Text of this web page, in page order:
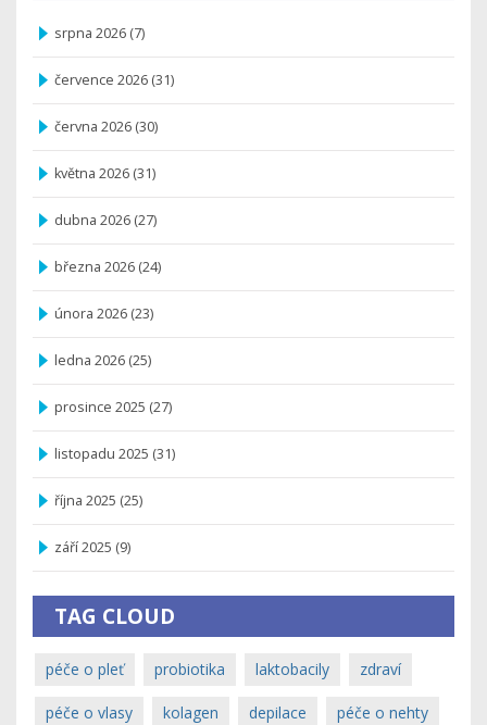
srpna 2026 (7)
července 2026 (31)
června 2026 (30)
května 2026 (31)
dubna 2026 (27)
března 2026 (24)
února 2026 (23)
ledna 2026 (25)
prosince 2025 (27)
listopadu 2025 (31)
října 2025 (25)
září 2025 (9)
TAG CLOUD
péče o pleť probiotika laktobacily zdraví
péče o vlasy kolagen depilace péče o nehty